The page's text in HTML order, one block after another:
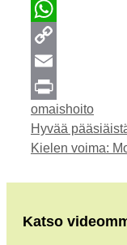
Twitter
WhatsApp
Copy
Link
Email
Print
Kategoriat
omaishoito
Hyvää
Kielen voima:
Katso